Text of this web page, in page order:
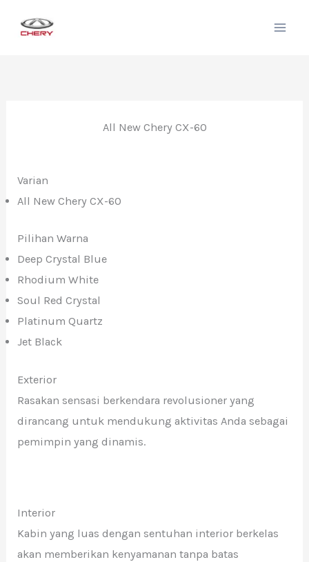
All New Chery CX-60
Varian
All New Chery CX-60
Pilihan Warna
Deep Crystal Blue
Rhodium White
Soul Red Crystal
Platinum Quartz
Jet Black
Exterior
Rasakan sensasi berkendara revolusioner yang
dirancang untuk mendukung aktivitas Anda sebagai
pemimpin yang dinamis.
Interior
Kabin yang luas dengan sentuhan interior berkelas
akan memberikan kenyamanan tanpa batas